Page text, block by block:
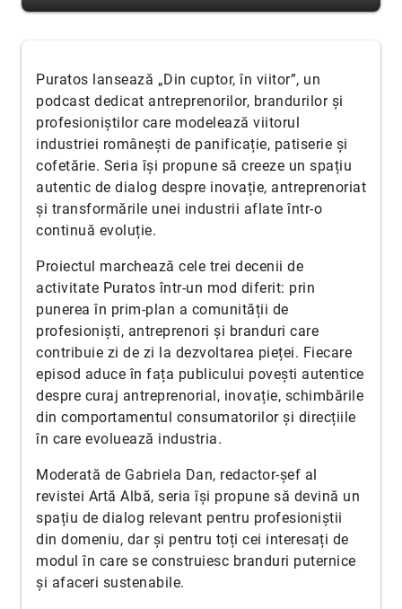
Puratos lansează „Din cuptor, în viitor”, un
podcast dedicat antreprenorilor, brandurilor și
profesioniștilor care modelează viitorul
industriei românești de panificație, patiserie și
cofetărie. Seria își propune să creeze un spațiu
autentic de dialog despre inovație, antreprenoriat
și transformările unei industrii aflate într-o
continuă evoluție.
Proiectul marchează cele trei decenii de
activitate Puratos într-un mod diferit: prin
punerea în prim-plan a comunității de
profesioniști, antreprenori și branduri care
contribuie zi de zi la dezvoltarea pieței. Fiecare
episod aduce în fața publicului povești autentice
despre curaj antreprenorial, inovație, schimbările
din comportamentul consumatorilor și direcțiile
în care evoluează industria.
Moderată de Gabriela Dan, redactor-șef al
revistei Artă Albă, seria își propune să devină un
spațiu de dialog relevant pentru profesioniștii
din domeniu, dar și pentru toți cei interesați de
modul în care se construiesc branduri puternice
și afaceri sustenabile.